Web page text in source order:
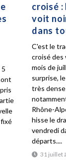
5
croisé :
voit
dans
31 juillet
C'est le
croisé des
mois de
surprise,
très
Rhône-
hisse le
vendredi
départs....